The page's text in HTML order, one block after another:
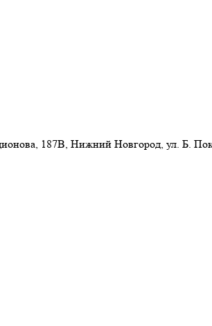
187В, Нижний Новгород, ул. Б.